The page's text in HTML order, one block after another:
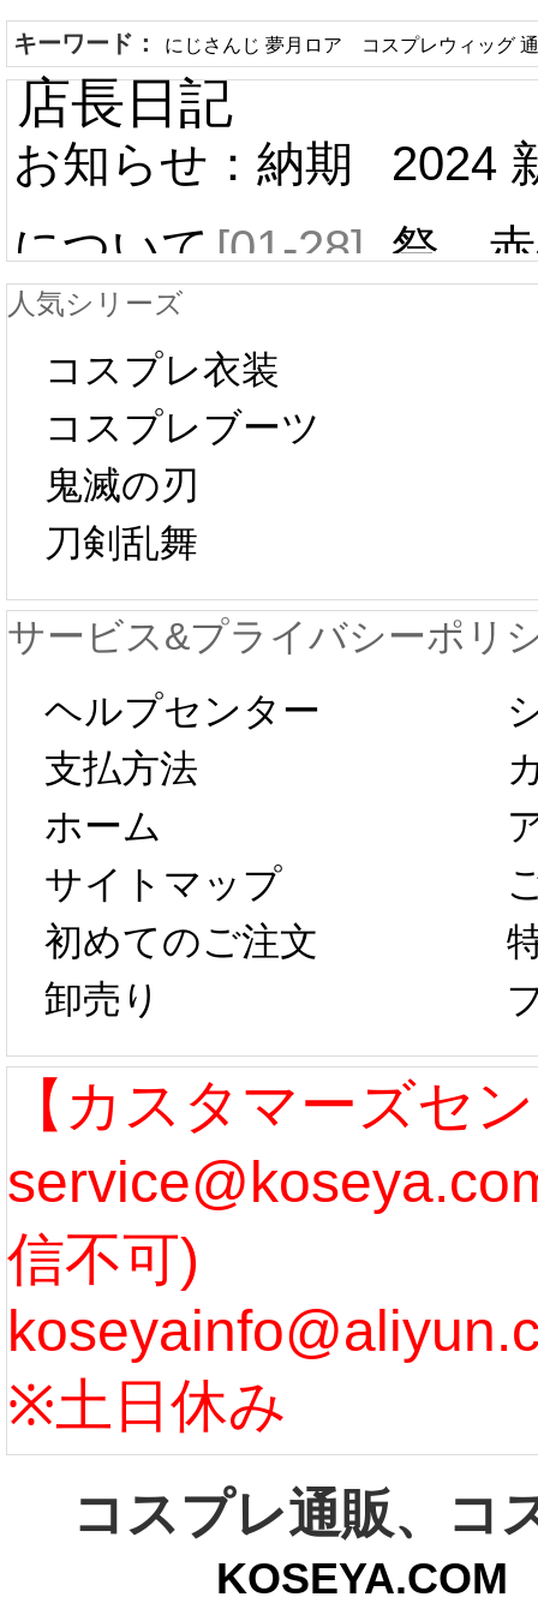
キーワード： にじさんじ 夢月ロア コスプレウィッグ
店長日記
お知らせ：納期
について[01-28]
中国旧正月の影
響で2024年2月5
日から工場生産
が一時停止いた
します。 2月5日
以後のご注文
は、2月25日か
らコスプレ制
作、発送予定と
なります。 ...
[more]
2024
祭 赤
プレ
新春
字半
第二
たし
ル期
まで
う...
人気シリーズ
コスプレ衣装
コスプレブーツ
鬼滅の刃
刀剣乱舞
サービス&プライバシーポリ
ヘルプセンター
支払方法
ホーム
サイトマップ
初めてのご注文
卸売り
【カスタマーズセ
信不可)
※土日休み
コスプレ通販、コ